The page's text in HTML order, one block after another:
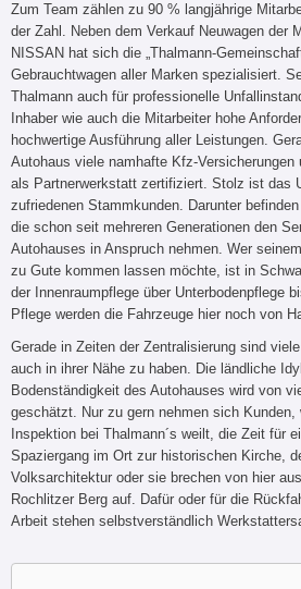
Zum Team zählen zu 90 % langjährige
der Zahl. Neben dem Verkauf Neuwagen der
NISSAN hat sich die „Thalmann-
Gebrauchtwagen aller Marken spezialisiert.
Thalmann auch für professionelle
Inhaber wie auch die Mitarbeiter hohe
hochwertige Ausführung aller Leistungen.
Autohaus viele namhafte Kfz-Versicherungen
als Partnerwerkstatt zertifiziert. Stolz ist das
zufriedenen Stammkunden. Darunter
die schon seit mehreren Generationen den
Autohauses in Anspruch nehmen. Wer
zu Gute kommen lassen möchte, ist in
der Innenraumpflege über Unterbodenpflege
Pflege werden die Fahrzeuge hier noch von
Gerade in Zeiten der Zentralisierung sind
auch in ihrer Nähe zu haben. Die ländliche
Bodenständigkeit des Autohauses wird von
geschätzt. Nur zu gern nehmen sich Kunden,
Inspektion bei Thalmann´s weilt, die Zeit für
Spaziergang im Ort zur historischen Kirche,
Volksarchitektur oder sie brechen von hier
Rochlitzer Berg auf. Dafür oder für die
Arbeit stehen selbstverständlich